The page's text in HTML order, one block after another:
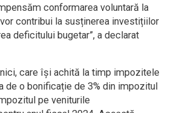
conformarea voluntară la
contribui la susținerea investițiilor
deficitului bugetar”, a declarat
care își achită la timp impozitele
de o bonificație de 3% din impozitul
pe veniturile